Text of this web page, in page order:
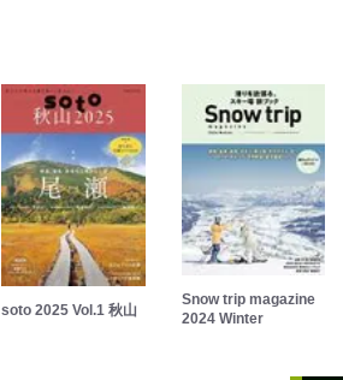
soto 2025 Vol.1 秋山
Snow trip magazine
2024 Winter